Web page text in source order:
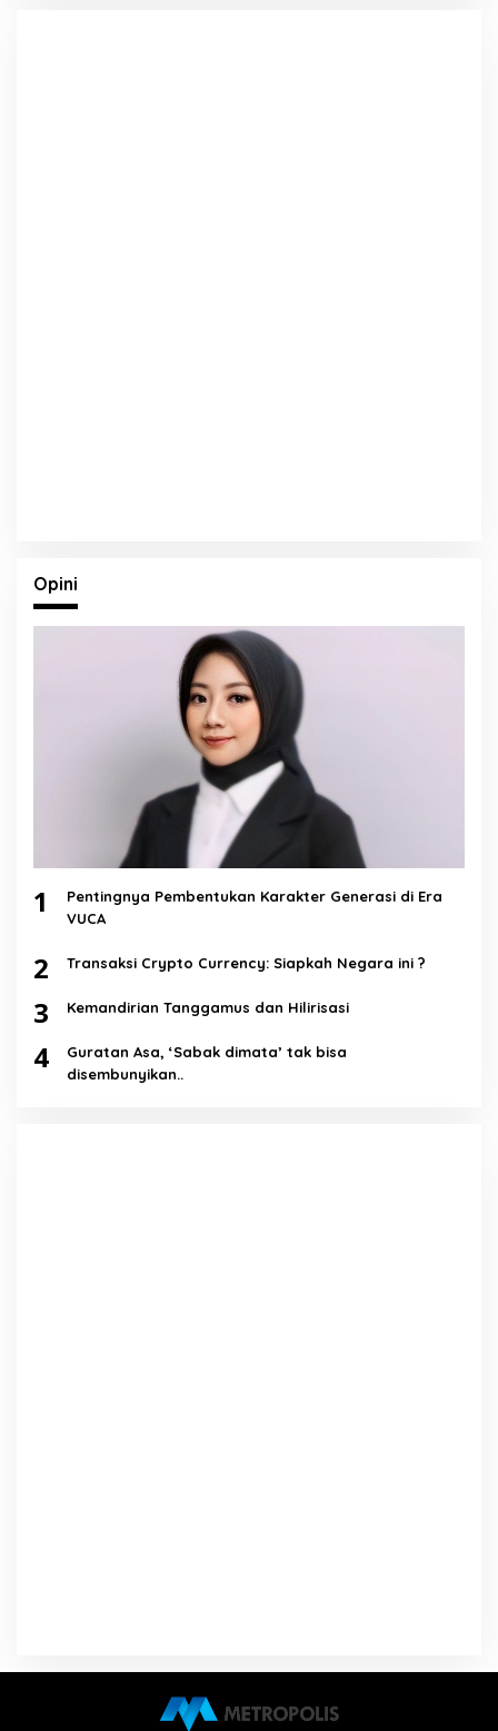
Opini
1
Pentingnya Pembentukan Karakter Generasi di Era
VUCA
2 Transaksi Crypto Currency: Siapkah Negara ini ?
3 Kemandirian Tanggamus dan Hilirisasi
4
Guratan Asa, ‘Sabak dimata’ tak bisa
disembunyikan..